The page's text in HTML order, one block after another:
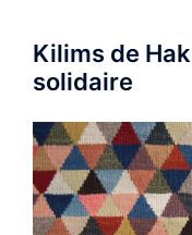
Kilims de
solidaire